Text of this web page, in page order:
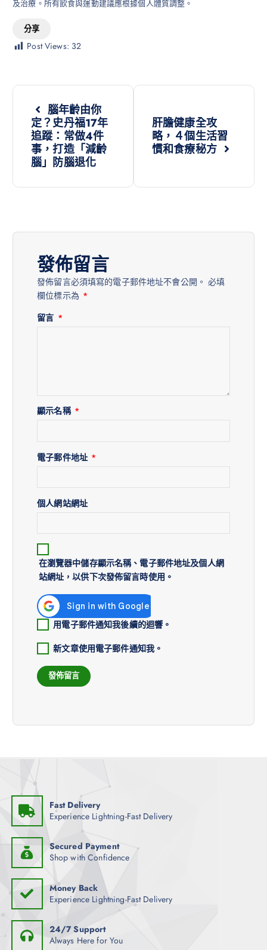
及治療。所有飲食與運動建議應根據個人體質調整。
分享
Post Views: 32
腦年齡由你
定？史丹福17年
追蹤：常做4件
事，打造「減齡
腦」防腦退化
肝膽健康全攻
略，４個生活習
慣和食療秘方
發佈留言
發佈留言必須填寫的電子郵件地址不會公開。 必填
欄位標示為 *
留言 *
顯示名稱 *
電子郵件地址 *
個人網站網址
在瀏覽器中儲存顯示名稱、電子郵件地址及個人網
站網址，以供下次發佈留言時使用。
用電子郵件通知我後續的迴響。
新文章使用電子郵件通知我。
Fast Delivery
Experience Lightning-Fast Delivery
Secured Payment
Shop with Confidence
Money Back
Experience Lightning-Fast Delivery
24/7 Support
Always Here for You